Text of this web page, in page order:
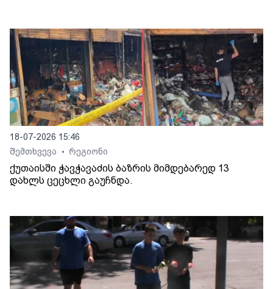
18-07-2026 15:46
შემთხვევა
• რეგიონი
ქუთაისში ჭავჭავაძის ბაზრის მიმდებარედ 13
დახლს ცეცხლი გაუჩნდა.